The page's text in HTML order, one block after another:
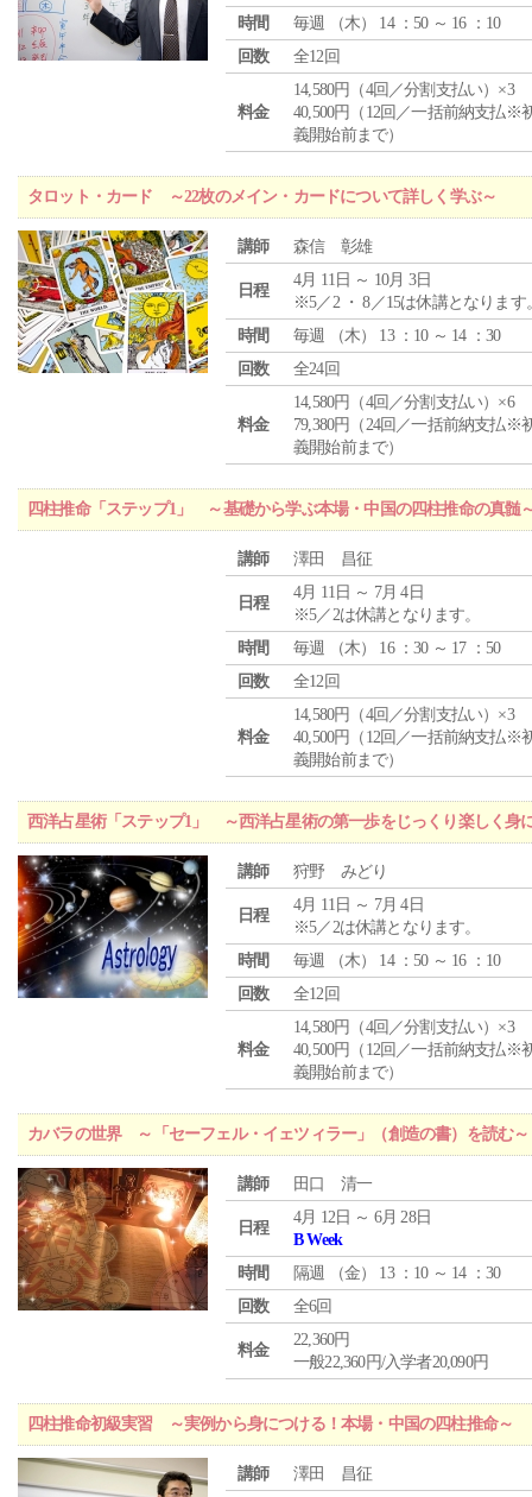
時間
毎週 （木） 14 ：50 ～ 16 ：10
回数
全12回
料金
14,580円（4回／分割支払い）×3
40,500円（12回／一括前納支払※
義開始前まで）
タロット・カード ～22枚のメイン・カードについて詳しく学ぶ～
講師 森信 彰雄
日程
4月 11日 ～ 10月 3日
※5／2 ・ 8／15は休講となります
時間
毎週 （木） 13 ：10 ～ 14 ：30
回数
全24回
料金
14,580円（4回／分割支払い）×6
79,380円（24回／一括前納支払※
義開始前まで）
四柱推命「ステップ1」 ～基礎から学ぶ本場・中国の四柱推命の真髄
講師 澤田 昌征
日程
4月 11日 ～ 7月 4日
※5／2は休講となります。
時間
毎週 （木） 16 ：30 ～ 17 ：50
回数
全12回
料金
14,580円（4回／分割支払い）×3
40,500円（12回／一括前納支払※
義開始前まで）
西洋占星術「ステップ1」 ～西洋占星術の第一歩をじっくり楽しく身
講師 狩野 みどり
日程
4月 11日 ～ 7月 4日
※5／2は休講となります。
時間
毎週 （木） 14 ：50 ～ 16 ：10
回数
全12回
料金
14,580円（4回／分割支払い）×3
40,500円（12回／一括前納支払※
義開始前まで）
カバラの世界 ～「セーフェル・イェツィラー」（創造の書）を読む～
講師 田口 清一
日程
4月 12日 ～ 6月 28日
B Week
時間
隔週 （金） 13 ：10 ～ 14 ：30
回数
全6回
料金
22,360円
一般22,360円/入学者20,090円
四柱推命初級実習 ～実例から身につける！本場・中国の四柱推命～
講師 澤田 昌征